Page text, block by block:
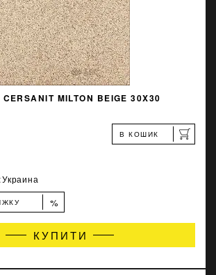
MILTON BEIGE 30X30
В КОШИК
Украина
%
КУПИТИ